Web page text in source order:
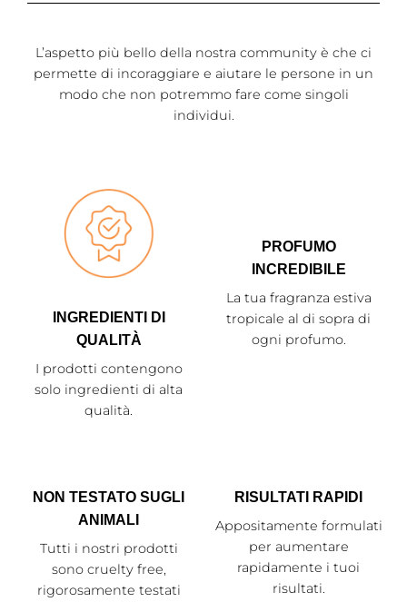
L’aspetto più bello della nostra community è che ci
permette di incoraggiare e aiutare le persone in un
modo che non potremmo fare come singoli
individui.
INGREDIENTI DI
QUALITÀ
I prodotti contengono
solo ingredienti di alta
qualità.
PROFUMO
INCREDIBILE
La tua fragranza estiva
tropicale al di sopra di
ogni profumo.
NON TESTATO SUGLI
ANIMALI
Tutti i nostri prodotti
sono cruelty free,
rigorosamente testati
RISULTATI RAPIDI
Appositamente formulati
per aumentare
rapidamente i tuoi
risultati.